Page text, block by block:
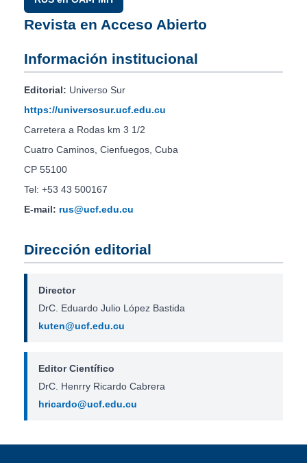
Revista en Acceso Abierto
Información institucional
Editorial: Universo Sur
https://universosur.ucf.edu.cu
Carretera a Rodas km 3 1/2
Cuatro Caminos, Cienfuegos, Cuba
CP 55100
Tel: +53 43 500167
E-mail: rus@ucf.edu.cu
Dirección editorial
Director
DrC. Eduardo Julio López Bastida
kuten@ucf.edu.cu
Editor Científico
DrC. Henrry Ricardo Cabrera
hricardo@ucf.edu.cu